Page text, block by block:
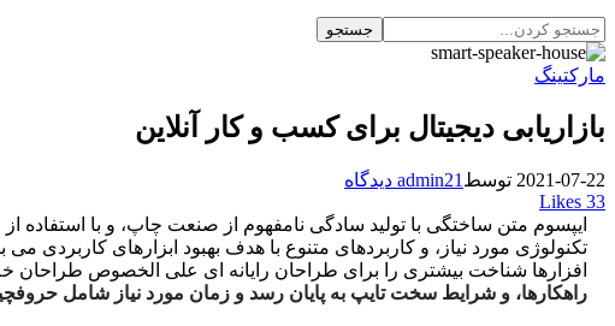
مارکتینگ
بازاریابی دیجیتال برای کسب و کار آنلاین
2021-07-22 توسط admin21 دیدگاه
33
یپسوم متن ساختگی با تولید سادگی نامفهوم از صنعت چاپ، و با
تکنولوژی مورد نیاز، و کاربردهای متنوع با هدف بهبود ابزارهای کاربردی می
افزارها شناخت بیشتری را برای طراحان رایانه ای علی الخصوص طراحان
راهکارها، و شرایط سخت تایپ به پایان رسد و زمان مورد نیاز شامل